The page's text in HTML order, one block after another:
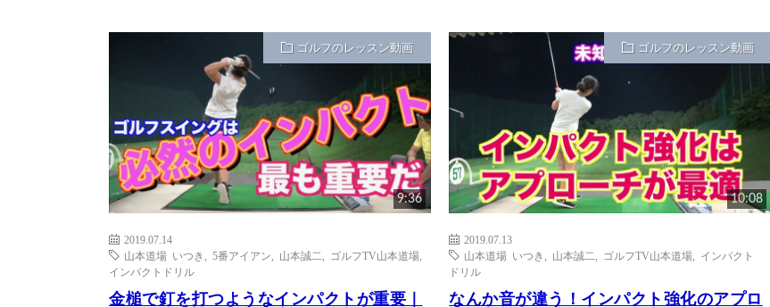
ゴルフのレッスン動画
9:36
2019.07.14
山本道場 いつき
5番アイアン 山本誠二 ゴルフTV山本道場
インパクトドリル
金槌で釘を打つようなインパクトが重要｜
ゴルフのレッスン動画
10:08
2019.07.13
山本道場 いつき
山本誠二 ゴルフTV山本道場
インパクト
ドリル
なんか音が違う！インパクト強化のアプロ